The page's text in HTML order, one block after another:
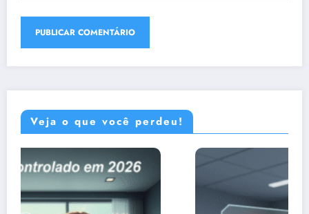
Veja o que você perdeu!